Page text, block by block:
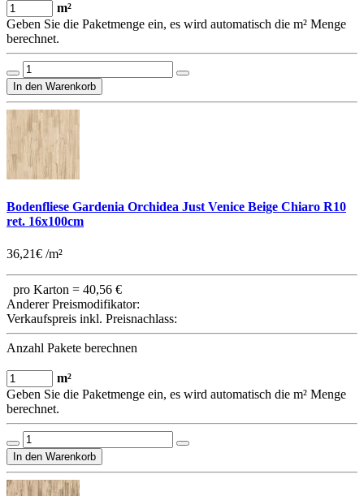
m²
Geben Sie die Paketmenge ein, es wird automatisch die m² Menge
berechnet.
Bodenfliese Gardenia Orchidea Just Venice Beige Chiaro R10
ret. 16x100cm
36,21€ /m²
pro Karton = 40,56 €
Anderer Preismodifikator:
Verkaufspreis inkl. Preisnachlass:
Anzahl Pakete berechnen
m²
Geben Sie die Paketmenge ein, es wird automatisch die m² Menge
berechnet.